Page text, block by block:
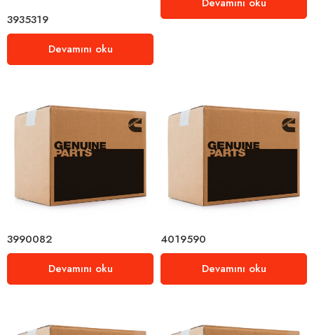
3935319
Devamını oku
3990082
Devamını oku
4019590
Devamını oku